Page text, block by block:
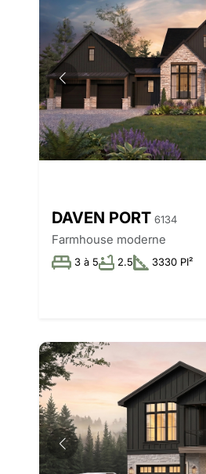
DAVEN PORT 6134
Farmhouse moderne
3 à 5 2.5 3330 PI²